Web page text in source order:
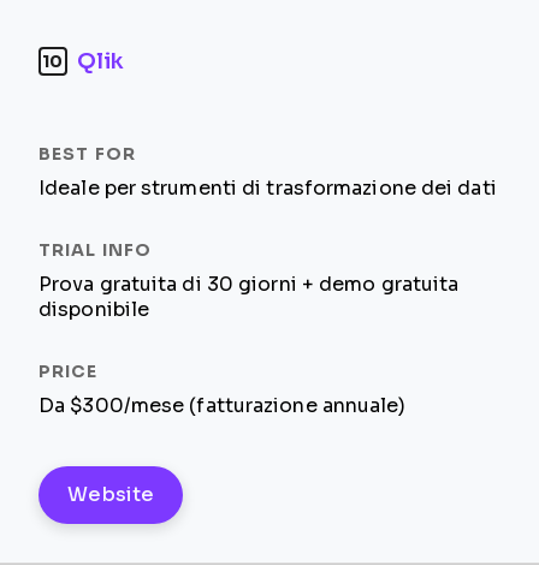
10 Qlik
Ideale per strumenti di trasformazione dei dati
Prova gratuita di 30 giorni + demo gratuita
disponibile
Da $300/mese (fatturazione annuale)
Website